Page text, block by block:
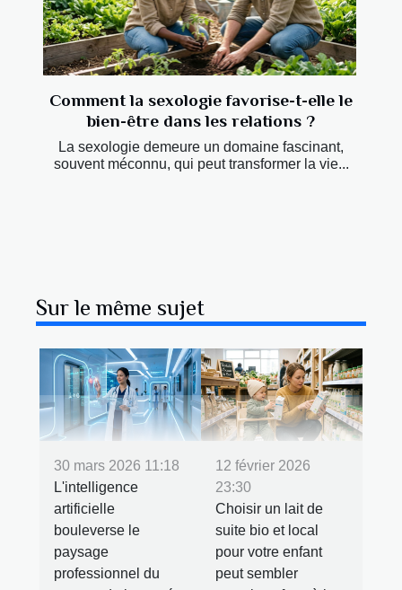
Comment la sexologie favorise-t-elle le
bien-être dans les relations ?
La sexologie demeure un domaine fascinant,
souvent méconnu, qui peut transformer la vie...
Sur le même sujet
30 mars 2026 11:18
L'intelligence
artificielle
bouleverse le
paysage
professionnel du
12 février 2026
23:30
Choisir un lait de
suite bio et local
pour votre enfant
peut sembler